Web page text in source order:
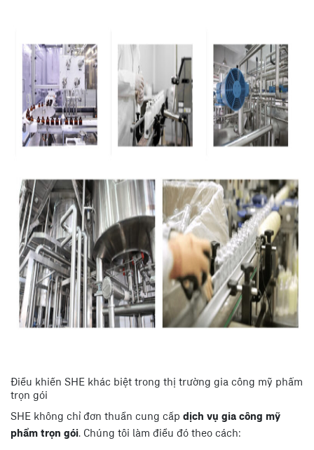
Điều khiến SHE khác biệt trong thị trường gia công mỹ phẩm
trọn gói
SHE không chỉ đơn thuần cung cấp dịch vụ gia công mỹ
phẩm trọn gói. Chúng tôi làm điều đó theo cách: